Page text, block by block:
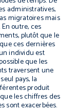
administratives,
migratoires mais
outre, ces
plutôt que le
ces dernières
individu est
que les
traversent une
pays, la
produit
les chiffres des
sont exacerbées.